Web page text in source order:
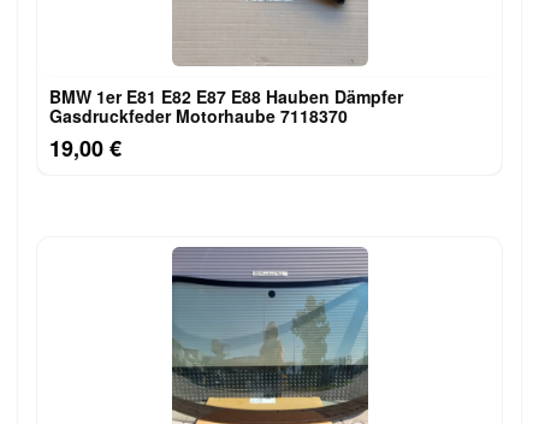
BMW 1er E81 E82 E87 E88 Hauben Dämpfer
Gasdruckfeder Motorhaube 7118370
19,00 €